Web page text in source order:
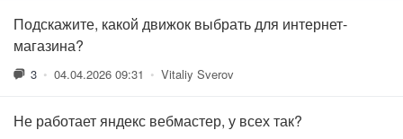
Подскажите, какой движок выбрать для интернет-
магазина?
3 • 04.04.2026 09:31 • Vitaliy Sverov
Не работает яндекс вебмастер, у всех так?